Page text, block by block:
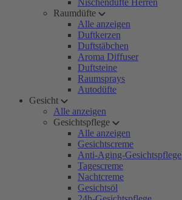
Nischendüfte Herren
Raumdüfte
Alle anzeigen
Duftkerzen
Duftstäbchen
Aroma Diffuser
Duftsteine
Raumsprays
Autodüfte
Gesicht
Alle anzeigen
Gesichtspflege
Alle anzeigen
Gesichtscreme
Anti-Aging-Gesichtspflege
Tagescreme
Nachtcreme
Gesichtsöl